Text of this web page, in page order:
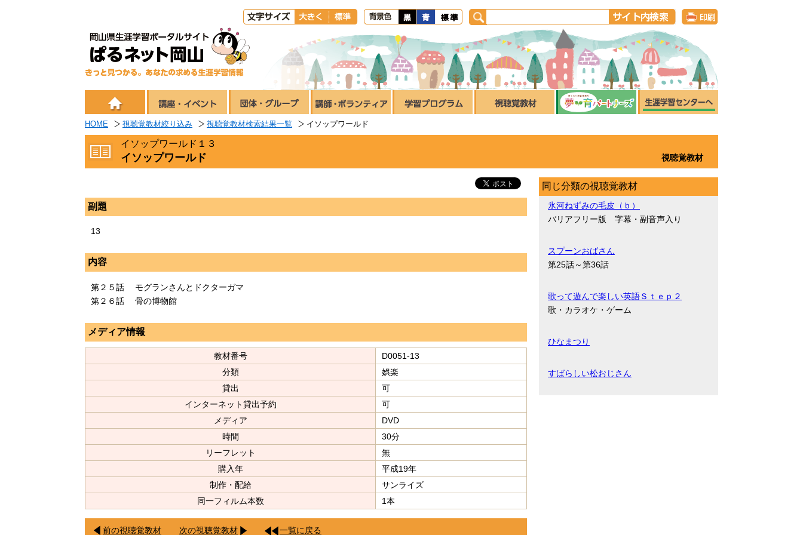
HOME 視聴覚教材絞り込み 視聴覚教材検索結果一覧 イソップワールド
イソップワールド１３
イソップワールド 視聴覚教材
副題
13
内容
第２５話 モグランさんとドクターガマ
第２６話 骨の博物館
メディア情報
教材番号
D0051-13
分類
娯楽
貸出
可
インターネット貸出予約
可
メディア
DVD
時間
30分
リーフレット
無
購入年
平成19年
制作・配給
サンライズ
同一フィルム本数
1本
前の視聴覚教材 次の視聴覚教材 一覧に戻る
同じ分類の視聴覚教材
氷河ねずみの毛皮（ｂ）
バリアフリー版 字幕・副音声入り
スプーンおばさん
第25話～第36話
歌って遊んで楽しい英語Ｓｔｅｐ２
歌・カラオケ・ゲーム
ひなまつり
すばらしい松おじさん